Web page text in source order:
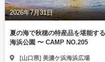
2026年7月31日
夏の海で秋穂の特産品を堪能す
海浜公園 〜 CAMP NO.205
[山口県] 美濃ケ浜海浜広場